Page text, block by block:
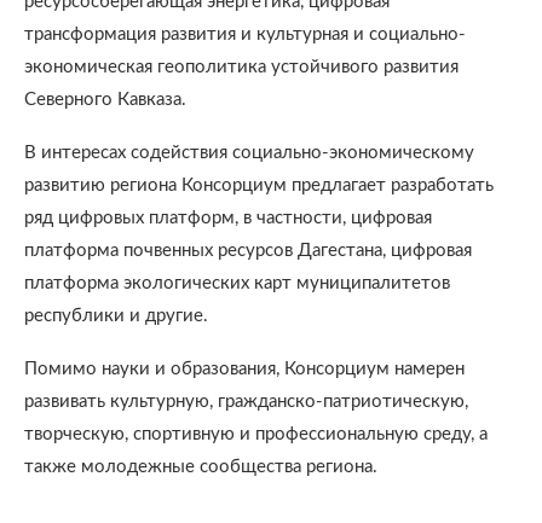
трансформация развития и культурная и социально-
экономическая геополитика устойчивого развития
Северного Кавказа.
В интересах содействия социально-экономическому
развитию региона Консорциум предлагает разработать
ряд цифровых платформ, в частности, цифровая
платформа почвенных ресурсов Дагестана, цифровая
платформа экологических карт муниципалитетов
республики и другие.
Помимо науки и образования, Консорциум намерен
развивать культурную, гражданско-патриотическую,
творческую, спортивную и профессиональную среду, а
также молодежные сообщества региона.